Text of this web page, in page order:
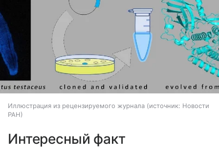
Иллюстрация из рецензируемого журнала источник: Новости
РАН
Интересный факт